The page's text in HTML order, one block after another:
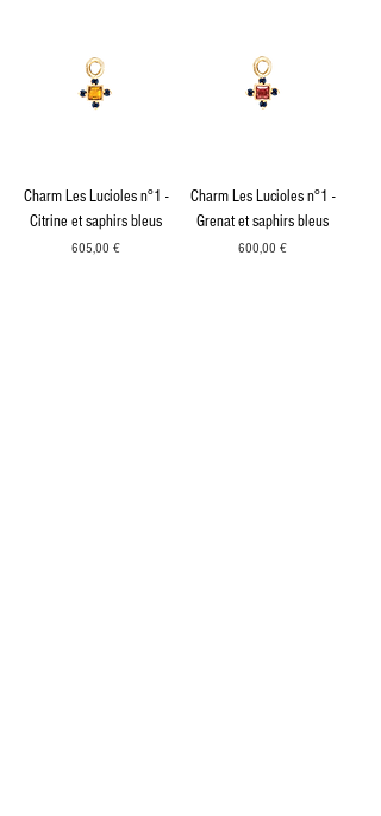
Charm Les Lucioles n°1 -
Citrine et saphirs bleus
Prix
605,00 €
Charm Les Lucioles n°1 -
Grenat et saphirs bleus
Prix
600,00 €